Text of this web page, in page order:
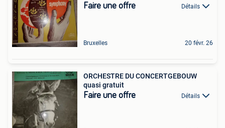
Faire une offre Détails
Bruxelles 20 févr. 26
ORCHESTRE DU CONCERTGEBOUW
quasi gratuit
Faire une offre Détails